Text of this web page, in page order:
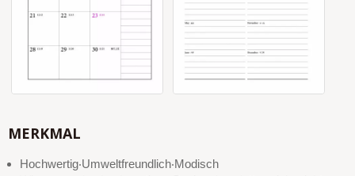
MERKMAL
Hochwertig‧Umweltfreundlich‧Modisch